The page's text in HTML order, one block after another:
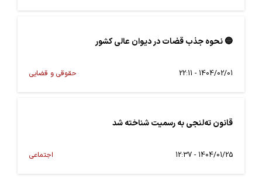
🔵 نحوه جذب قضات در دیوان عالی کشور
1404/02/01 - 22:11 حقوقی و قضایی
قانون ته‌لنجی به رسمیت شناخته شد
1404/01/25 - 12:37 اجتماعی